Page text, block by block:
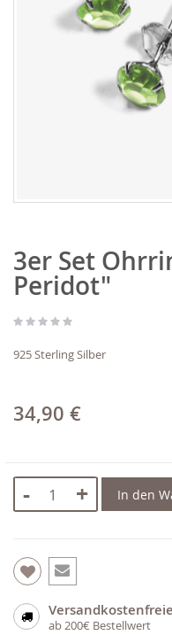
Anfang
der
Bildgalerie
3er Set
Peridot"
925 Sterling Silber
34,90 €
- + In den
ab 200€ Bestellwert